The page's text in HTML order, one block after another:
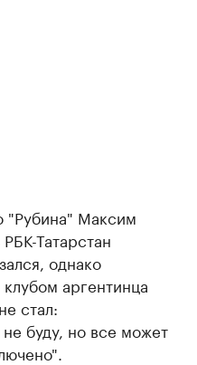
"Рубина" Максим
Татарстан
однако
аргентинца
стал:
буду, но все может